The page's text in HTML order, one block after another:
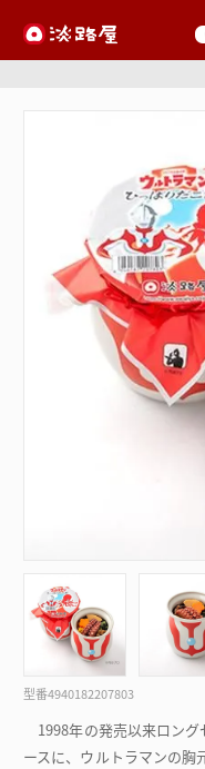
型番4940182207803
1998年の発売以来ロン
ースに、ウルトラマンの胸